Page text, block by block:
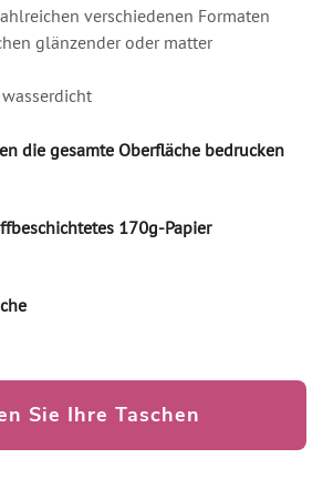
verschiedenen Formaten
glänzender oder matter
wasserdicht
die gesamte Oberfläche bedrucken
170g-Papier
Sie Ihre Taschen